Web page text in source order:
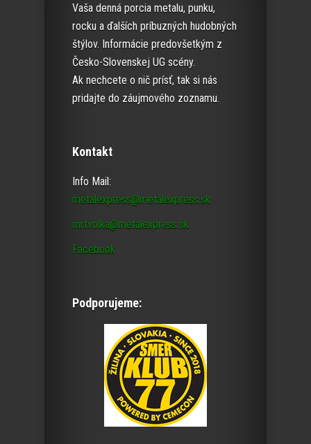
Vaša denná porcia metalu, punku,
rocku a ďalších príbuzných hudobných
štýlov. Informácie predovšetkým z
Česko-Slovenskej UG scény.
Ak nechcete o nič prísť, tak si nás
pridajte do záujmového zoznamu.
Kontakt
Info Mail:
metalexpress@metalexpress.sk
mrtvolka@metalexpress.sk
Facebook
Podporujeme: